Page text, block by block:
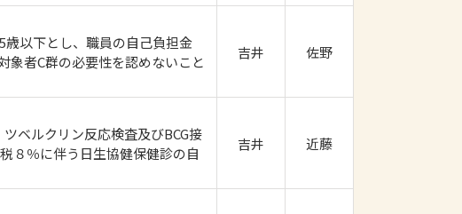
以下とし、職員の自己負担金
象者C群の必要性を認めないこと
吉井 佐野
ベルクリン反応検査及びBCG接
８％に伴う日生協健保健診の自
吉井 近藤